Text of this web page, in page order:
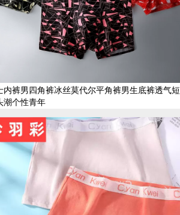
内裤男四角裤冰丝莫代尔平角裤男生底裤透气短
潮个性青年